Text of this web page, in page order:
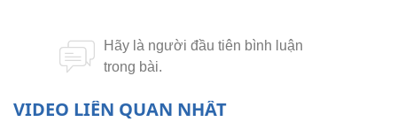
VIDEO LIÊN QUAN NHẤT